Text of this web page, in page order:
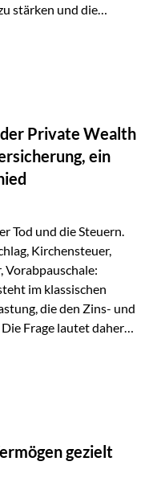
stärken und die
Seit der
Personen in der
Bildungsmaßnahmen
„gut beraten“
können unsere
Private Wealth
ein
Tod und die Steuern.
Kirchensteuer,
Vorabpauschale:
im klassischen
die den Zins- und
Frage lautet daher:
möglichst lange im
Fondsbesteuerung
steuerlicher Abzug
/
erforderlich
gezielt